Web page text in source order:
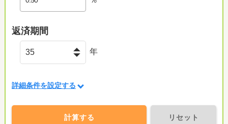
返済期間
年
詳細条件を設定する
計算する リセット